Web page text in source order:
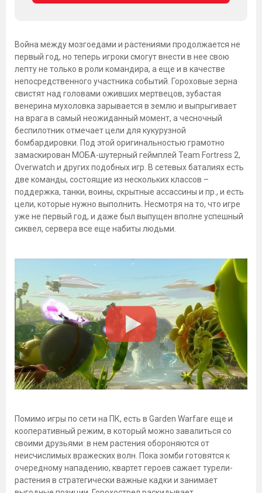
Война между мозгоедами и растениями продолжается не
первый год, но теперь игроки смогут внести в нее свою
лепту не только в роли командира, а еще и в качестве
непосредственного участника событий. Гороховые зерна
свистят над головами оживших мертвецов, зубастая
венерина мухоловка зарывается в землю и выпрыгивает
на врага в самый неожиданный момент, а чесночный
беспилотник отмечает цели для кукурузной
бомбардировки. Под этой оригинальностью грамотно
замаскирован МОБА-шутерный геймплей Team Fortress 2,
Overwatch и других подобных игр. В сетевых баталиях есть
две команды, состоящие из нескольких классов –
поддержка, танки, воины, скрытные ассассины и пр., и есть
цели, которые нужно выполнить. Несмотря на то, что игре
уже не первый год, и даже был выпущен вполне успешный
сиквел, сервера все еще набиты людьми.
Помимо игры по сети на ПК, есть в Garden Warfare еще и
кооперативный режим, в который можно завалиться со
своими друзьями: в нем растения обороняются от
неисчислимых вражеских волн. Пока зомби готовятся к
очередному нападению, квартет героев сажает турели-
растения в стратегически важные кадки и занимает